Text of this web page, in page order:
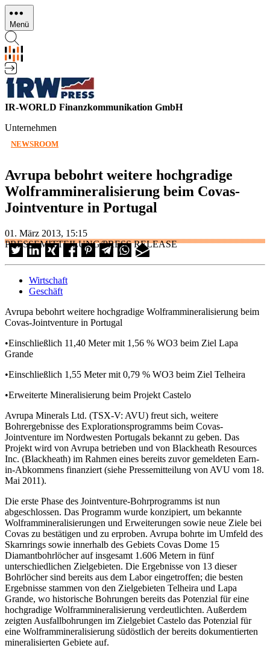
Direkt
zum
Inhalt
Menü
IR-WORLD Finanzkommunikation GmbH
Unternehmen
NEWSROOM
Avrupa bebohrt weitere hochgradige
Wolframmineralisierung beim Covas-
Jointventure in Portugal
01. März 2013, 15:15
PRESSEMITTEILUNG/PRESS RELEASE
Wirtschaft
Geschäft
Avrupa bebohrt weitere hochgradige Wolframmineralisierung beim
Covas-Jointventure in Portugal
•Einschließlich 11,40 Meter mit 1,56 % WO3 beim Ziel Lapa
Grande
•Einschließlich 1,55 Meter mit 0,79 % WO3 beim Ziel Telheira
•Erweiterte Mineralisierung beim Projekt Castelo
Avrupa Minerals Ltd. (TSX-V: AVU) freut sich, weitere
Bohrergebnisse des Explorationsprogramms beim Covas-
Jointventure im Nordwesten Portugals bekannt zu geben. Das
Projekt wird von Avrupa betrieben und von Blackheath Resources
Inc. (Blackheath) im Rahmen eines bereits zuvor gemeldeten Earn-
in-Abkommens finanziert (siehe Pressemitteilung von AVU vom 18.
Mai 2011).
Die erste Phase des Jointventure-Bohrprogramms ist nun
abgeschlossen. Das Programm wurde konzipiert, um bekannte
Wolframmineralisierungen und Erweiterungen sowie neue Ziele bei
Covas zu bestätigen und zu erproben. Avrupa bohrte im Umfeld des
Skarnrings sowie innerhalb des Gebiets Covas Dome 15
Diamantbohrlöcher auf insgesamt 1.606 Metern in fünf
unterschiedlichen Zielgebieten. Die Ergebnisse von 13 dieser
Bohrlöcher sind bereits aus dem Labor eingetroffen; die besten
Ergebnisse stammen von den Zielgebieten Telheira und Lapa
Grande, wo historische Bohrungen bereits das Potenzial für eine
hochgradige Wolframmineralisierung verdeutlichten. Außerdem
zeigten Ausfallbohrungen im Zielgebiet Castelo das Potenzial für
eine Wolframmineralisierung südöstlich der bereits dokumentierten
mineralisierten Gebiete auf.